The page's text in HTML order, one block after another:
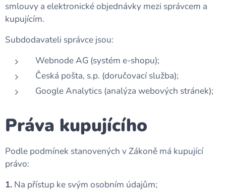
smlouvy a elektronické objednávky mezi správcem a
kupujícím.
Subdodavateli správce jsou:
Webnode AG (systém e-shopu);
Česká pošta, s.p. (doručovací služba);
Google Analytics (analýza webových stránek);
Práva kupujícího
Podle podmínek stanovených v Zákoně má kupující
právo:
1. Na přístup ke svým osobním údajům;